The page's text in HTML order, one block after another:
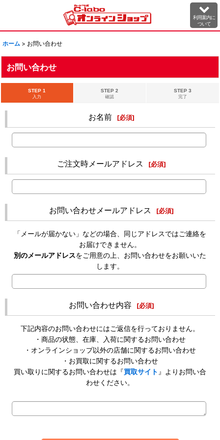
利用案内に
ついて
ホーム > お問い合わせ
お問い合わせ
STEP 1
入力
STEP 2
確認
STEP 3
完了
お名前 [必須]
ご注文時メールアドレス [必須]
お問い合わせメールアドレス [必須]
「メールが届かない」などの場合、同じアドレスではご連絡を
お届けできません。
別のメールアドレスをご用意の上、お問い合わせをお願いいた
します。
お問い合わせ内容 [必須]
下記内容のお問い合わせにはご返信を行っておりません。
・商品の状態、在庫、入荷に関するお問い合わせ
・オンラインショップ以外の店舗に関するお問い合わせ
・お買取に関するお問い合わせ
買い取りに関するお問い合わせは『買取サイト 』よりお問い合
わせください。